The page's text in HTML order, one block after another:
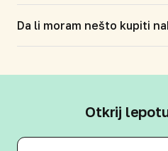
Da li moram nešto kupiti
Otkrij